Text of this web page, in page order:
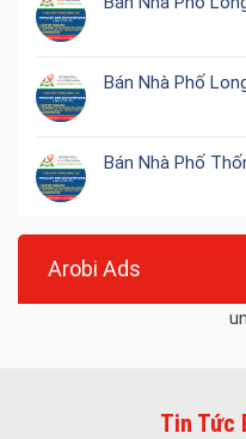
Bán Nhà Phố
Bán Nhà Phố
Arobi Ads
Tin Tức